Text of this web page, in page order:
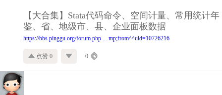
【大合集】Stata代码命令、空间计量、常用统计年
鉴、省、地级市、县、企业面板数据
https://bbs.pinggu.org/forum.php ... mp;from^^uid=10726216
点赞 0 0